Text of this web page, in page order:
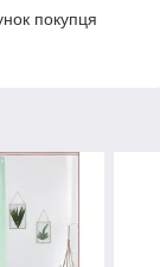
покупця